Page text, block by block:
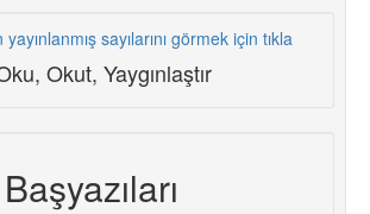
Okut, Yaygınlaştır